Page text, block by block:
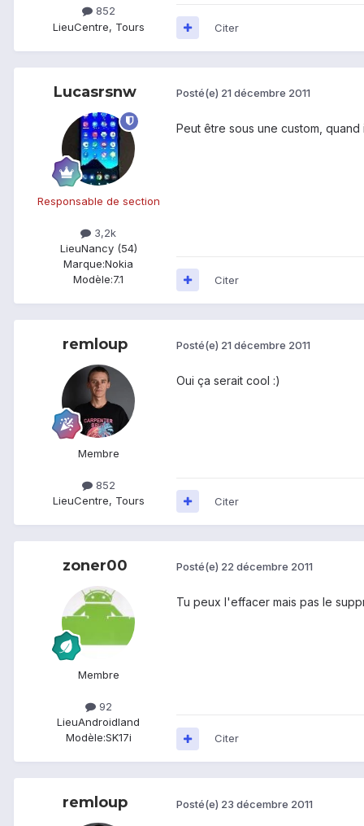
852
LieuCentre, Tours Citer
Lucasrsnw
Responsable de section
3,2k
LieuNancy (54)
Marque:Nokia
Modèle:7.1
Posté(e) 21 décembre 2011
Peut être sous une custom, quand
Citer
remloup
Membre
852
LieuCentre, Tours
Posté(e) 21 décembre 2011
Oui ça serait cool :)
Citer
zoner00
Membre
92
LieuAndroidland
Modèle:SK17i
Posté(e) 22 décembre 2011
Tu peux l'effacer mais pas le
Citer
remloup Posté(e) 23 décembre 2011